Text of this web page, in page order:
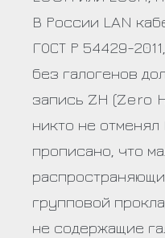
В России LAN
ГОСТ Р 54429-
без галогенов
запись ZH (Zero
никто не отменял
прописано, что
групповой
не содержащие